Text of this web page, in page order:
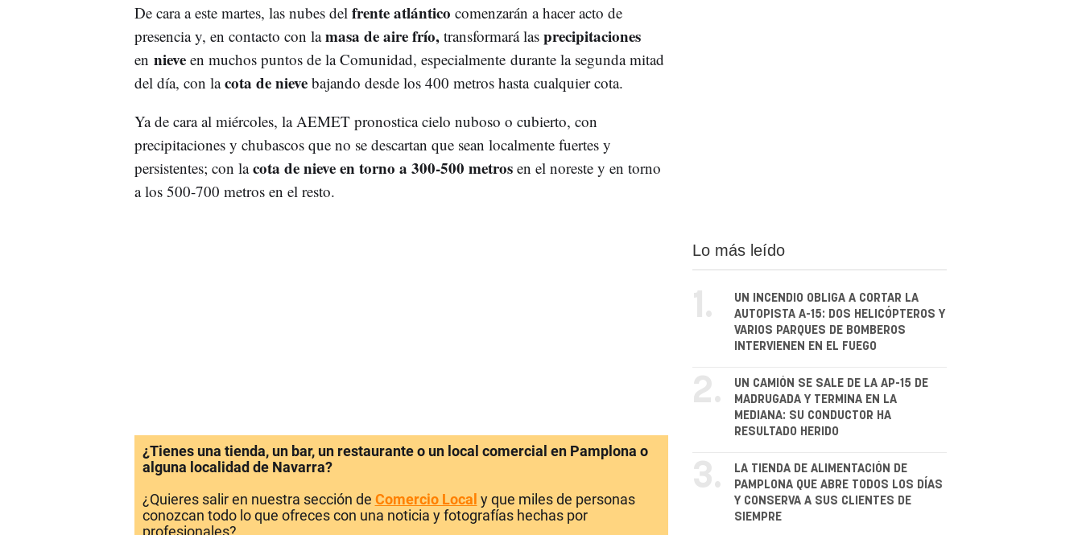
De cara a este martes, las nubes del frente atlántico comenzarán a hacer acto de
presencia y, en contacto con lamasa de aire frío,transformará las precipitaciones
en nieve en muchos puntos de la Comunidad, especialmente durante la segunda mitad
del día, con lacota de nieve bajando desde los 400 metros hasta cualquier cota.
Ya de cara al miércoles, la AEMET pronostica cielo nuboso o cubierto, con
precipitaciones y chubascos que no se descartan que sean localmente fuertes y
persistentes; con lacota de nieve en torno a 300-500 metrosen el noreste y en torno
a los 500-700 metros en el resto.
¿Tienes una tienda, un bar, un restaurante o un local comercial en Pamplona o
alguna localidad de Navarra?
¿Quieres salir en nuestra sección de Comercio Local y que miles de personas
conozcan todo lo que ofreces con una noticia y fotografías hechas por
profesionales?
Lo más leído
1.
UN INCENDIO OBLIGA A CORTAR LA
AUTOPISTA A-15: DOS HELICÓPTEROS Y
VARIOS PARQUES DE BOMBEROS
INTERVIENEN EN EL FUEGO
2.
UN CAMIÓN SE SALE DE LA AP-15 DE
MADRUGADA Y TERMINA EN LA
MEDIANA: SU CONDUCTOR HA
RESULTADO HERIDO
3.
LA TIENDA DE ALIMENTACIÓN DE
PAMPLONA QUE ABRE TODOS LOS DÍAS
Y CONSERVA A SUS CLIENTES DE
SIEMPRE